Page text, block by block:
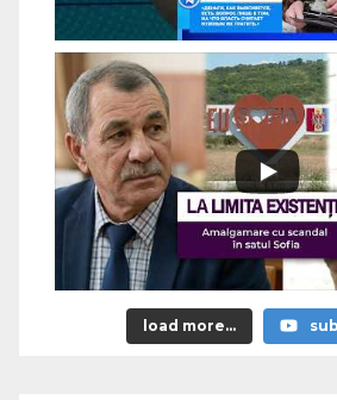
load more...